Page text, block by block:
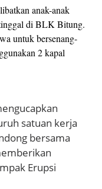
anak-anak
di BLK Bitung.
untuk bersenang-
2 kapal
satuan kerja
bersama
Erupsi